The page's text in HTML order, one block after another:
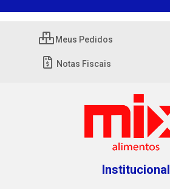
Meus Pedidos
Notas Fiscais
Institucional